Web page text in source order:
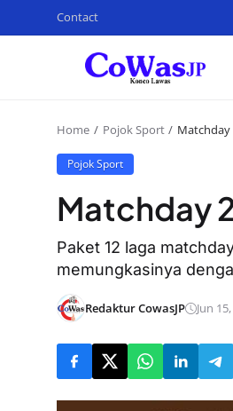
Contact
Home Pojok Sport
Pojok Sport
Matchday
Paket 12 laga
memungkasinya
Redaktur CowasJP Jun